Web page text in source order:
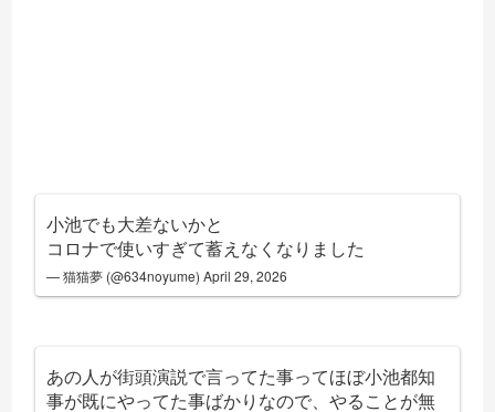
小池でも大差ないかと
コロナで使いすぎて蓄えなくなりました
— 猫猫夢 (@634noyume)April 29, 2026
あの人が街頭演説で言ってた事ってほぼ小池都知
事が既にやってた事ばかりなので、やることが無